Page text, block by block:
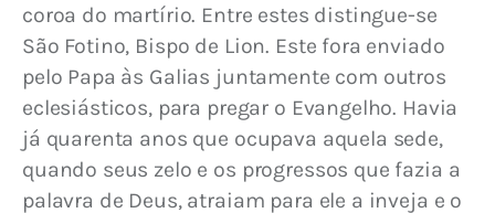
coroa do martírio. Entre estes distingue-se
São Fotino, Bispo de Lion. Este fora enviado
pelo Papa às Galias juntamente com outros
eclesiásticos, para pregar o Evangelho. Havia
já quarenta anos que ocupava aquela sede,
quando seus zelo e os progressos que fazia a
palavra de Deus, atraiam para ele a inveja e o